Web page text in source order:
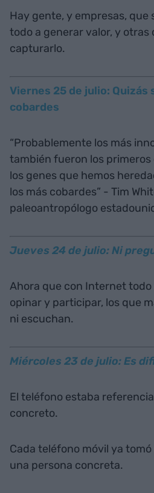
Hay gente, y empresas, que
todo a generar valor, y otras
capturarlo.
Viernes 25 de julio: Quizás
cobardes
“Probablemente los más
también fueron los primeros
los genes que hemos
los más cobardes” - Tim
paleoantropólogo
Jueves 24 de julio: Ni
Ahora que con Internet
opinar y participar, los que
ni escuchan.
Miércoles 23 de julio: Es
El teléfono estaba
concreto.
Cada teléfono móvil ya
una persona concreta.